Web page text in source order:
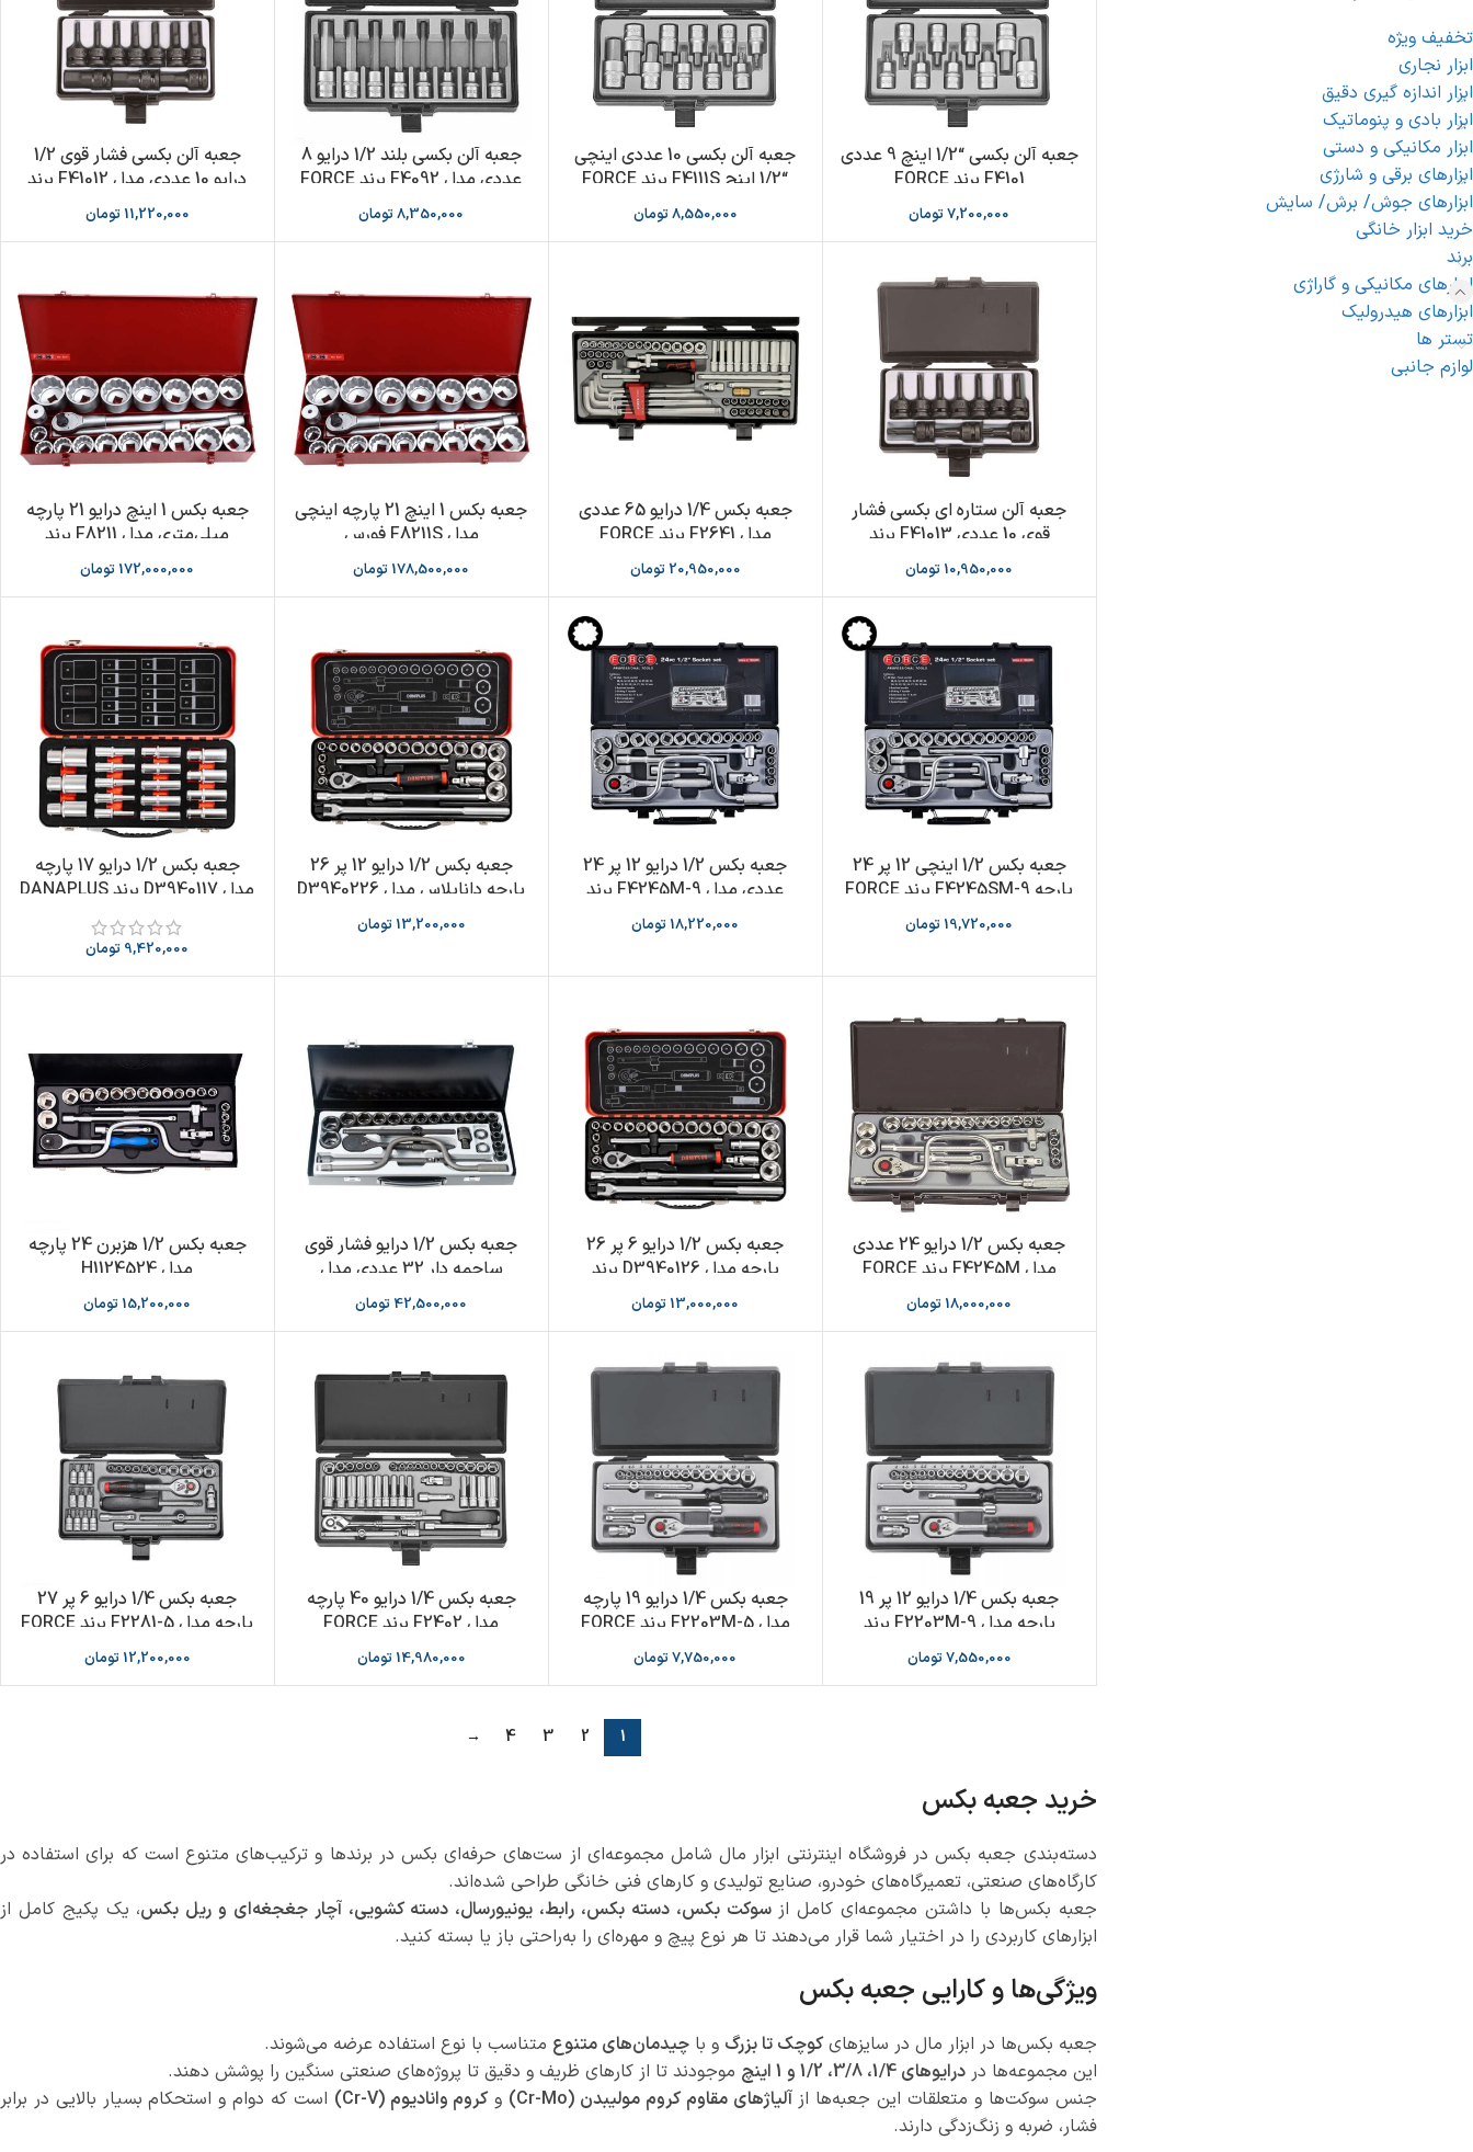
تخفیف ویژه
ابزار نجاری
ابزار اندازه گیری دقیق
ابزار بادی و پنوماتیک
ابزار مکانیکی و دستی
ابزارهای برقی و شارژی
ابزارهای جوش/ برش/ سایش
خرید ابزار خانگی
برند
ابزارهای مکانیکی و گاراژی
ابزارهای هیدرولیک
تستر ها
لوازم جانبی
جعبه آلن بکسی “1/2 اینچ 9 عددی
F4101 برند FORCE
7,200,000تومان
جعبه آلن بکسی 10 عددی اینچی
“1/2 اینچ F4111S برند FORCE
8,550,000تومان
جعبه آلن بکسی بلند 1/2 درایو 8
عددی مدل F4092 برند FORCE
8,350,000تومان
جعبه آلن بکسی فشار قوی 1/2
درایو 10 عددی مدل F41012 برند
FORCE
11,220,000 تومان
جعبه آلن ستاره ای بکسی فشار
قوی 10 عددی F41013 برند
FORCE
10,950,000 تومان
جعبه بكس 1/4 درايو 65 عددي
مدل F2641 برند FORCE
20,950,000 تومان
جعبه بکس 1 اینچ 21 پارچه اینچی
مدل F8211S فورس
178,500,000 تومان
جعبه بکس 1 اینچ درایو 21 پارچه
میلی‌متری مدل F8211 برند
FORCE
172,000,000 تومان
جعبه بکس 1/2 اینچی 12 پر 24
پارچه F4245SM-9 برند FORCE
19,720,000 تومان
جعبه بکس 1/2 درایو 12 پر 24
عددی مدل F4245M-9 برند
FORCE
18,220,000 تومان
جعبه بکس 1/2 درایو 12 پر 26
پارچه داناپلاس مدل D3940226
13,200,000 تومان
جعبه بکس 1/2 درایو 17 پارچه
مدل D3940117 برند DANAPLUS
9,420,000 تومان
جعبه بکس 1/2 درایو 24 عددی
مدل F4245M برند FORCE
18,000,000 تومان
جعبه بکس 1/2 درایو 6 پر 26
پارچه مدل D3940126 برند
DANAPLUS
13,000,000 تومان
جعبه بکس 1/2 درایو فشار قوی
ساچمه دار 32 عددی مدل
42,500,000 تومان
جعبه بکس 1/2 هزبرن 24 پارچه
مدل H1124524
15,200,000 تومان
جعبه بکس 1/4 درایو 12 پر 19
پارچه مدل F2203M-9 برند
FORCE
7,550,000تومان
جعبه بکس 1/4 درایو 19 پارچه
مدل F2203M-5 برند FORCE
7,750,000تومان
جعبه بکس 1/4 درایو 40 پارچه
مدل F2402 برند FORCE
14,980,000 تومان
جعبه بکس 1/4 درایو 6 پر 27
پارچه مدل F2281-5 برند FORCE
12,200,000 تومان
1
2
3
4
→
خرید جعبه بکس
دسته‌بندی جعبه بکس در فروشگاه اینترنتی ابزار مال شامل مجموعه‌ای از ست‌های حرفه‌ای بکس در برندها و ترکیب‌های متنوع است که برای استفاده در
کارگاه‌های صنعتی، تعمیرگاه‌های خودرو، صنایع تولیدی و کارهای فنی خانگی طراحی شده‌اند.
جعبه بکس‌ها با داشتن مجموعه‌ای کامل ازسوکت بکس، دسته بکس، رابط، یونیورسال، دسته کشویی، آچار جغجغه‌ای و ریل بکس، یک پکیج کامل از
ابزارهای کاربردی را در اختیار شما قرار می‌دهند تا هر نوع پیچ و مهره‌ای را به‌راحتی باز یا بسته کنید.
ویژگی‌ها و کارایی جعبه بکس
جعبه بکس‌ها در ابزار مال در سایزهایکوچک تا بزرگ و باچیدمان‌های متنوع متناسب با نوع استفاده عرضه می‌شوند.
این مجموعه‌ها دردرایوهای 1/4، 3/8، 1/2 و 1 اینچ
موجودند تا از کارهای ظریف و دقیق تا پروژه‌های صنعتی سنگین را پوشش دهند.
جنس سوکت‌ها و متعلقات این جعبه‌ها ازآلیاژهای مقاوم کروم مولیبدن (Cr-Mo) وکروم وانادیوم (Cr-V)
است که دوام و استحکام بسیار بالایی در برابر
فشار، ضربه و زنگ‌زدگی دارند.